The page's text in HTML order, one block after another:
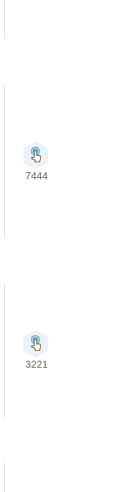
7444
3221